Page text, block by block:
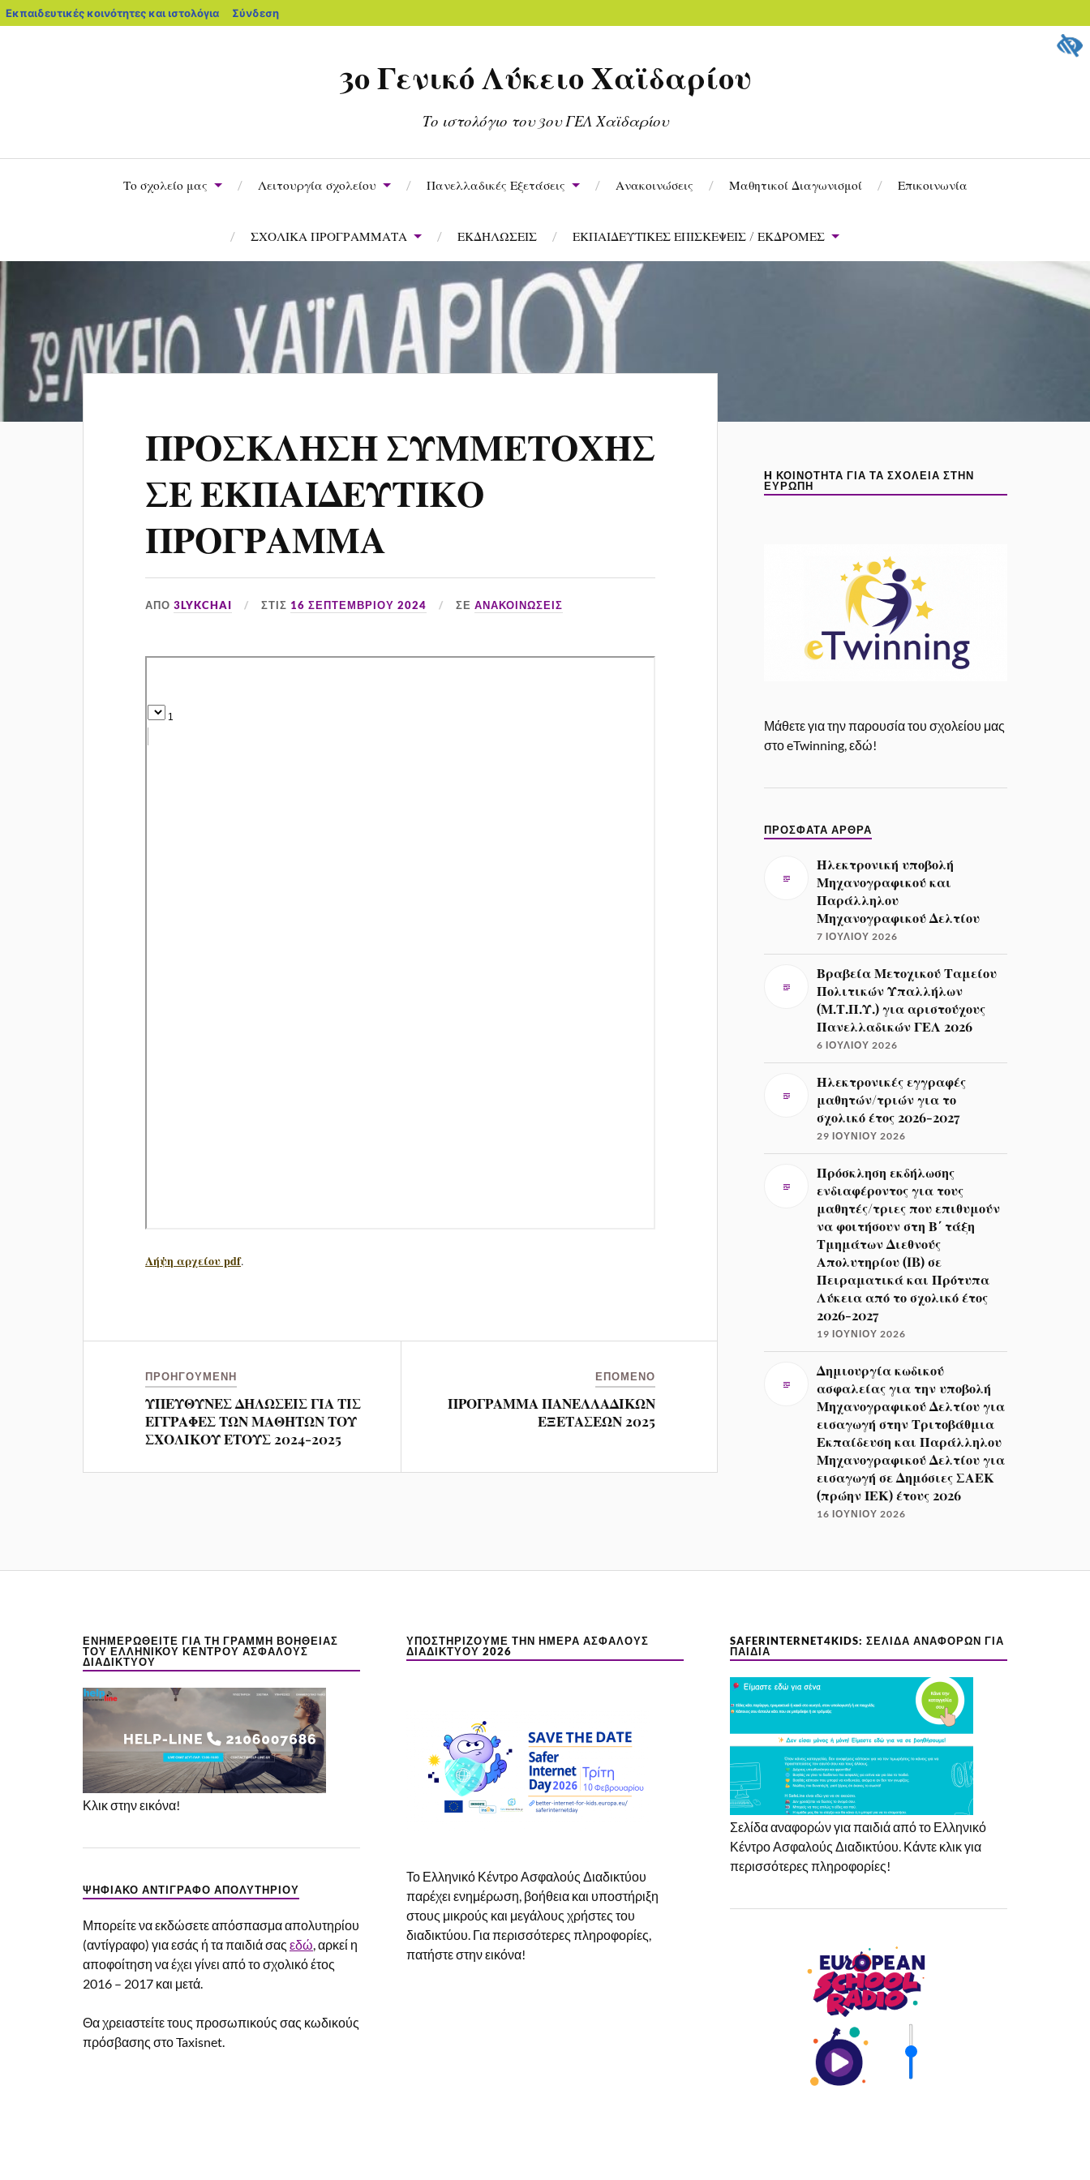
Εκπαιδευτικές κοινότητες και ιστολόγια Σύνδεση
3ο Γενικό Λύκειο Χαϊδαρίου
Το ιστολόγιο του 3ου ΓΕΛ Χαϊδαρίου
Το σχολείο μας Λειτουργία σχολείου Πανελλαδικές Εξετάσεις Ανακοινώσεις Μαθητικοί Διαγωνισμοί Επικοινωνία
ΣΧΟΛΙΚΑ ΠΡΟΓΡΑΜΜΑΤΑ ΕΚΔΗΛΩΣΕΙΣ ΕΚΠΑΙΔΕΥΤΙΚΕΣ ΕΠΙΣΚΕΨΕΙΣ / ΕΚΔΡΟΜΕΣ
ΠΡΟΣΚΛΗΣΗ ΣΥΜΜΕΤΟΧΗΣ
ΣΕ ΕΚΠΑΙΔΕΥΤΙΚΟ
ΠΡΟΓΡΑΜΜΑ
ΑΠΌ3LYKCHAI ΣΤΙΣ 16 ΣΕΠΤΕΜΒΡΊΟΥ 2024 ΣΕΑΝΑΚΟΙΝΏΣΕΙΣ
Λήψη αρχείου pdf.
ΠΡΟΗΓΟΎΜΕΝΗ
ΥΠΕΥΘΥΝΕΣ ΔΗΛΩΣΕΙΣ ΓΙΑ ΤΙΣ
ΕΓΓΡΑΦΕΣ ΤΩΝ ΜΑΘΗΤΩΝ ΤΟΥ
ΣΧΟΛΙΚΟΥ ΕΤΟΥΣ 2024-2025
ΕΠΌΜΕΝΟ
ΠΡΟΓΡΑΜΜΑ ΠΑΝΕΛΛΑΔΙΚΩΝ
ΕΞΕΤΑΣΕΩΝ 2025
H ΚΟΙΝΌΤΗΤΑ ΓΙΑ ΤΑ ΣΧΟΛΕΊΑ ΣΤΗΝ
ΕΥΡΏΠΗ
Μάθετε για την παρουσία του σχολείου μας
στο eTwinning, εδώ!
ΠΡΌΣΦΑΤΑ ΆΡΘΡΑ
Ηλεκτρονική υποβολή
Μηχανογραφικού και
Παράλληλου
Μηχανογραφικού Δελτίου
7 ΙΟΥΛΊΟΥ 2026
Βραβεία Μετοχικού Ταμείου
Πολιτικών Υπαλλήλων
(Μ.Τ.Π.Υ.) για αριστούχους
Πανελλαδικών ΓΕΛ 2026
6 ΙΟΥΛΊΟΥ 2026
Ηλεκτρονικές εγγραφές
μαθητών/τριών για το
σχολικό έτος 2026-2027
29 ΙΟΥΝΊΟΥ 2026
Πρόσκληση εκδήλωσης
ενδιαφέροντος για τους
μαθητές/τριες που επιθυμούν
να φοιτήσουν στη Β΄ τάξη
Τμημάτων Διεθνούς
Απολυτηρίου (IB) σε
Πειραματικά και Πρότυπα
Λύκεια από το σχολικό έτος
2026-2027
19 ΙΟΥΝΊΟΥ 2026
Δημιουργία κωδικού
ασφαλείας για την υποβολή
Μηχανογραφικού Δελτίου για
εισαγωγή στην Τριτοβάθμια
Εκπαίδευση και Παράλληλου
Μηχανογραφικού Δελτίου για
εισαγωγή σε Δημόσιες ΣΑΕΚ
(πρώην ΙΕΚ) έτους 2026
16 ΙΟΥΝΊΟΥ 2026
ΕΝΗΜΕΡΩΘΕΊΤΕ ΓΙΑ ΤΗ ΓΡΑΜΜΉ ΒΟΉΘΕΙΑΣ
ΤΟΥ ΕΛΛΗΝΙΚΟΎ ΚΈΝΤΡΟΥ ΑΣΦΑΛΟΎΣ
ΔΙΑΔΙΚΤΎΟΥ
Κλικ στην εικόνα!
ΨΗΦΙΑΚΌ ΑΝΤΊΓΡΑΦΟ ΑΠΟΛΥΤΗΡΊΟΥ
Μπορείτε να εκδώσετε απόσπασμα απολυτηρίου
(αντίγραφο) για εσάς ή τα παιδιά σας εδώ, αρκεί η
αποφοίτηση να έχει γίνει από το σχολικό έτος
2016 – 2017 και μετά.
Θα χρειαστείτε τους προσωπικούς σας κωδικούς
πρόσβασης στο Taxisnet.
ΥΠΟΣΤΗΡΊΖΟΥΜΕ ΤΗΝ ΗΜΈΡΑ ΑΣΦΑΛΟΎΣ
ΔΙΑΔΙΚΤΎΟΥ 2026
Το Ελληνικό Κέντρο Ασφαλούς Διαδικτύου
παρέχει ενημέρωση, βοήθεια και υποστήριξη
στους μικρούς και μεγάλους χρήστες του
διαδικτύου. Για περισσότερες πληροφορίες,
πατήστε στην εικόνα!
SAFERINTERNET4KIDS: ΣΕΛΊΔΑ ΑΝΑΦΟΡΏΝ ΓΙΑ
ΠΑΙΔΙΆ
Σελίδα αναφορών για παιδιά από το Ελληνικό
Κέντρο Ασφαλούς Διαδικτύου. Κάντε κλικ για
περισσότερες πληροφορίες!